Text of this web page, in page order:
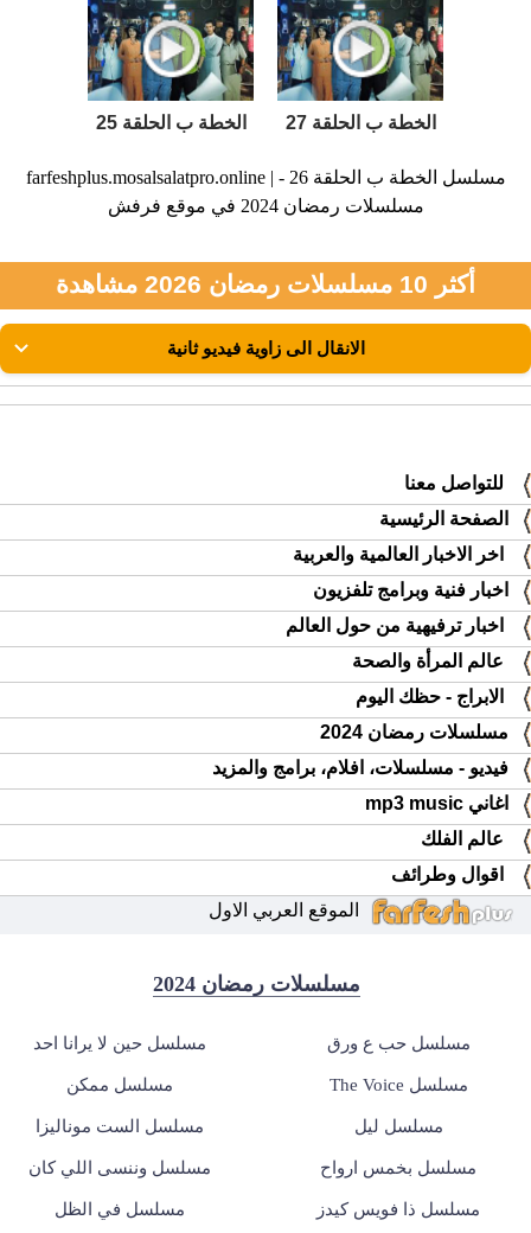
الخطة ب الحلقة 27 الخطة ب الحلقة 25
farfeshplus.mosalsalatpro.online | مسلسل الخطة ب الحلقة 26 -
مسلسلات رمضان 2024 في موقع فرفش
أكثر 10 مسلسلات رمضان 2026 مشاهدة
للتواصل معنا
الصفحة الرئيسية
اخر الاخبار العالمية والعربية
اخبار فنية وبرامج تلفزيون
اخبار ترفيهية من حول العالم
عالم المرأة والصحة
الابراج - حظك اليوم
مسلسلات رمضان 2024
فيديو - مسلسلات، افلام، برامج والمزيد
اغاني mp3 music
عالم الفلك
اقوال وطرائف
الموقع العربي الاول
مسلسلات رمضان 2024
مسلسل حب ع ورق مسلسل حين لا يرانا احد
مسلسل The Voice مسلسل ممكن
مسلسل ليل مسلسل الست موناليزا
مسلسل بخمس ارواح مسلسل وننسى اللي كان
مسلسل ذا فويس كيدز مسلسل في الظل